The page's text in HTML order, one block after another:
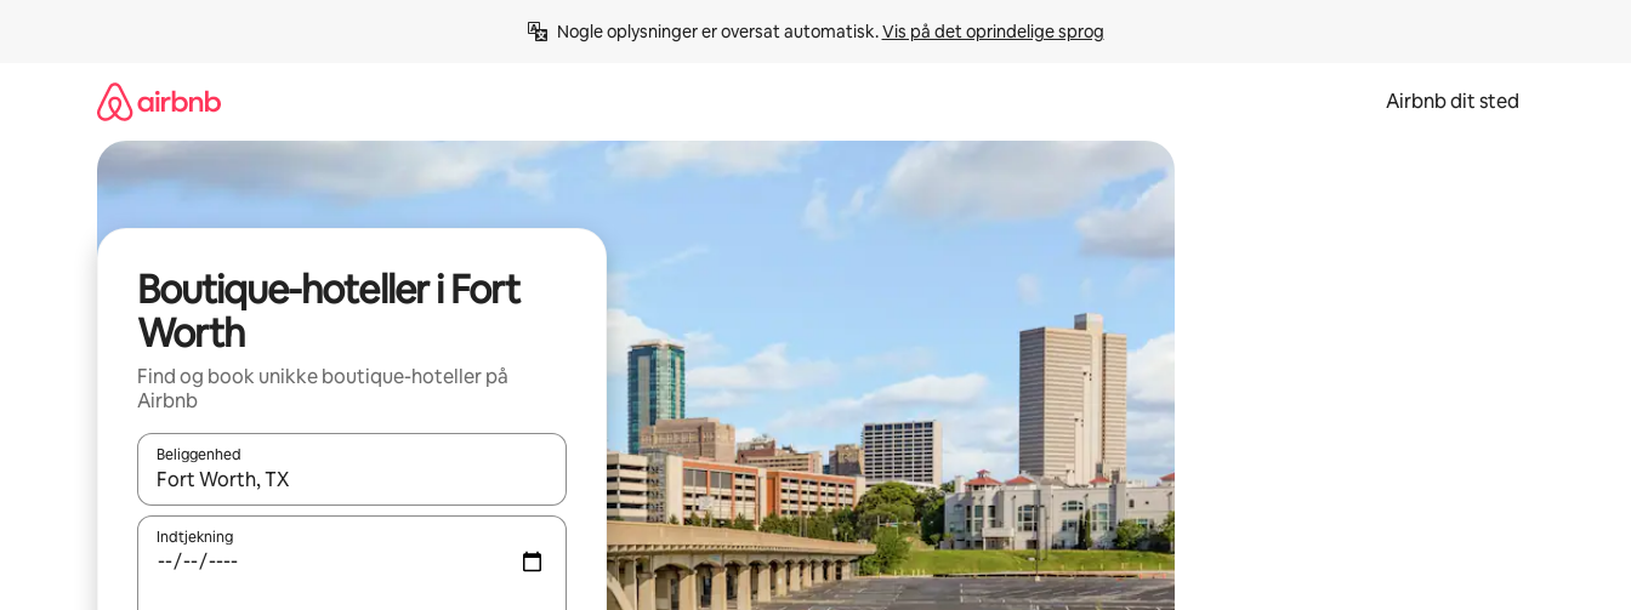
Nogle oplysninger er oversat automatisk. Vis på det oprindelige sprog
Airbnb dit sted
Boutique-hoteller i Fort
Worth
Find og book unikke boutique-hoteller på
Airbnb
Beliggenhed
Når resultaterne er tilgængelige, skal du navigere med piletasterne op og ned eller se mere ved at trykke eller stryge.
Indtjekning